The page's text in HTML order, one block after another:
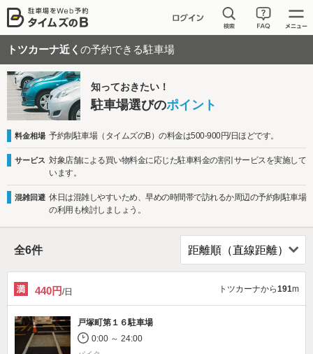
トツカーナ近く の予約できる駐車場
知っておきたい！
駐車場選びのポイント
料金相場 予約制駐車場（タイムズのB）の料金は500-900円/日ほどです。
サービス 対象店舗による買い物料金に応じた駐車料金の割引サービスを実施して
います。
混雑回避 休日は混雑しやすいため、早めの時間帯で訪れるか周辺の予約制駐車場
の利用も検討しましょう。
全6件
440円/日 トツカーナから191m
戸塚町第１６駐車場
0:00 ～ 24:00